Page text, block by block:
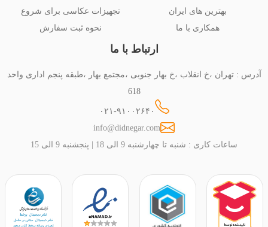
بهترین های ایران
همکاری با ما
تجهیزات عکاسی برای شروع
نحوه ثبت سفارش
ارتباط با ما
آدرس : تهران ،خ انقلاب ،خ بهار جنوبی ،مجتمع بهار ،طبقه پنجم اداری واحد
618
۰۲۱-۹۱۰۰۲۶۴۰
info@didnegar.com
ساعات کاری : شنبه تا چهارشنبه 9 الی 18 | پنجشنبه 9 الی 15